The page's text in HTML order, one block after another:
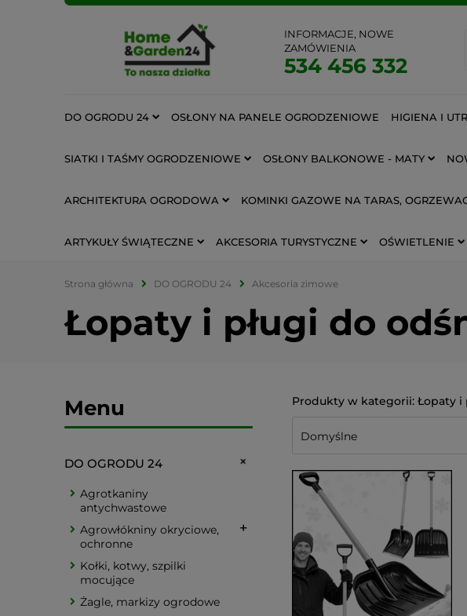
INFORMACJE, NOWE
ZAMÓWIENIA
534 456 332
DO OGRODU 24 OSŁONY NA PANELE OGRODZENIOWE HIGIENA I
SIATKI I TAŚMY OGRODZENIOWE OSŁONY BALKONOWE - MATY
ARCHITEKTURA OGRODOWA KOMINKI GAZOWE NA TARAS,
ARTYKUŁY ŚWIĄTECZNE AKCESORIA TURYSTYCZNE OŚWIETLENIE
Strona główna DO OGRODU 24 Akcesoria zimowe
Łopaty i pługi do
Menu
DO OGRODU 24
Agrotkaniny
antychwastowe
Agrowłókniny okryciowe,
ochronne
Kołki, kotwy, szpilki
mocujące
Żagle, markizy ogrodowe
Łopaty i